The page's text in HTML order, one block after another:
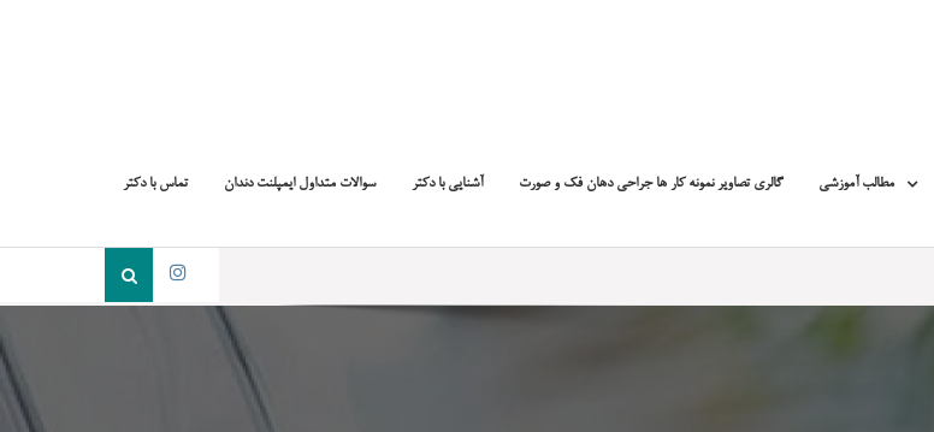
مطالب آموزشی گالری تصاویر نمونه کار ها جراحی دهان فک و صورت آشنایی با دکتر سوالات متداول ایمپلنت دندان تماس با دکتر